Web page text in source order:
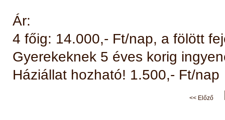
Ár:
4 főig: 14.000,- Ft/nap, a fölött
Gyerekeknek 5 éves korig
Háziállat hozható! 1.500,- Ft/nap
<< Előző